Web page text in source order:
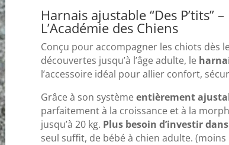
Harnais ajustable “Des P’tits” –
L’Académie des Chiens
Conçu pour accompagner les chiots dès
découvertes jusqu’à l’âge adulte, le
l’accessoire idéal pour allier confort,
Grâce à son systèmeentièrement
parfaitement à la croissance et à la
jusqu’à 20 kg. Plus besoin d’investir
seul suffit, de bébé à chien adulte. (moins